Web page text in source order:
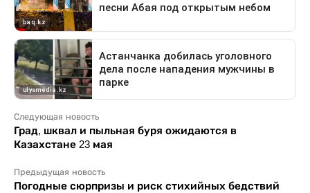
Следующая новость
Град, шквал и пыльная буря ожидаются в
Казахстане 23 мая
Предыдущая новость
Погодные сюрпризы и риск стихийных бедствий